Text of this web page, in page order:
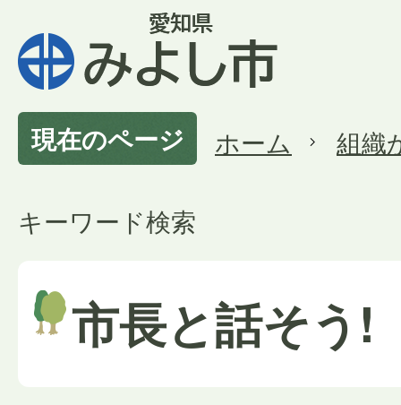
現在のページ ホーム 組織
キーワード検索
市長と話そう!